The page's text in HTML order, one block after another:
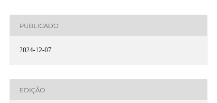
PUBLICADO
2024-12-07
EDIÇÃO